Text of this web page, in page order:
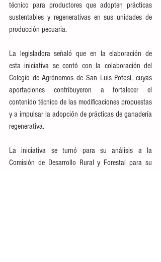
técnico para productores que adopten prácticas
sustentables y regenerativas en sus unidades de
producción pecuaria.
La legisladora señaló que en la elaboración de
esta iniciativa se contó con la colaboración del
Colegio de Agrónomos de San Luis Potosí, cuyas
aportaciones contribuyeron a fortalecer el
contenido técnico de las modificaciones propuestas
y a impulsar la adopción de prácticas de ganadería
regenerativa.
La iniciativa se turnó para su análisis a la
Comisión de Desarrollo Rural y Forestal para su